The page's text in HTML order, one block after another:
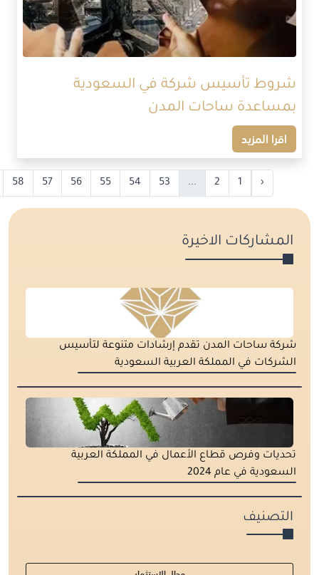
شروط تأسيس شركة في السعودية
بمساعدة ساحات المدن
اقرا المزيد
‹
1
2
...
53
54
55
56
57
58
المشاركات الاخيرة
شركة ساحات المدن تقدم إرشادات متنوعة لتأسيس
الشركات في المملكة العربية السعودية
تحديات وفرص قطاع الأعمال في المملكة العربية
السعودية في عام 2024
التصنيف